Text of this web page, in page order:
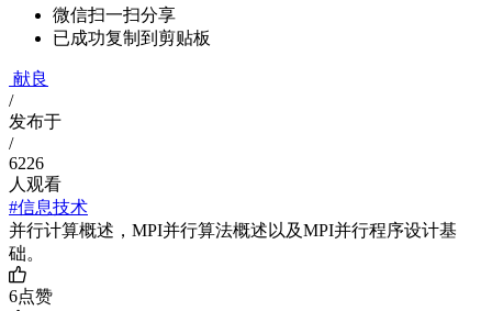
微信扫一扫分享
已成功复制到剪贴板
献良
/
发布于
/
6226
人观看
#信息技术
并行计算概述，MPI并行算法概述以及MPI并行程序设计基
础。
6点赞